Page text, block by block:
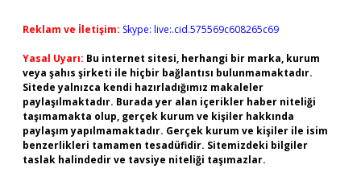
Reklam ve İletişim: Skype: live:.cid.575569c608265c69
Yasal Uyarı: Bu internet sitesi, herhangi bir marka, kurum
veya şahıs şirketi ile hiçbir bağlantısı bulunmamaktadır.
Sitede yalnızca kendi hazırladığımız makaleler
paylaşılmaktadır. Burada yer alan içerikler haber niteliği
taşımamakta olup, gerçek kurum ve kişiler hakkında
paylaşım yapılmamaktadır. Gerçek kurum ve kişiler ile isim
benzerlikleri tamamen tesadüfidir. Sitemizdeki bilgiler
taslak halindedir ve tavsiye niteliği taşımazlar.